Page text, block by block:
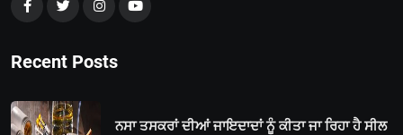
Recent Posts
ਨਸਾ ਤਸਕਰਾਂ ਦੀਆਂ ਜਾਇਦਾਦਾਂ ਨੂੰ ਕੀਤਾ ਜਾ ਰਿਹਾ ਹੈ ਸੀਲ